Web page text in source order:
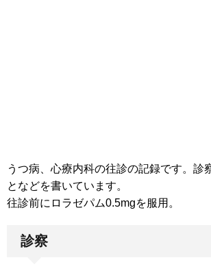
うつ病、心療内科の往診の記録です。診
となどを書いています。
往診前にロラゼパム0.5mgを服用。
診察